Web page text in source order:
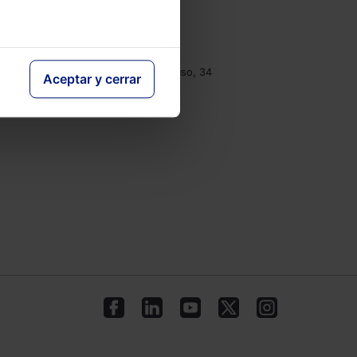
Aceptar y cerrar
Monasterios de Suso y Yuso, 34